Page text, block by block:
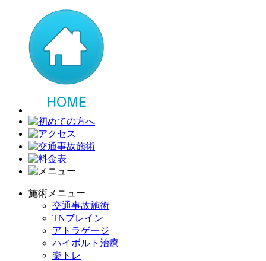
施術メニュー
交通事故施術
TNブレイン
アトラゲージ
ハイボルト治療
楽トレ